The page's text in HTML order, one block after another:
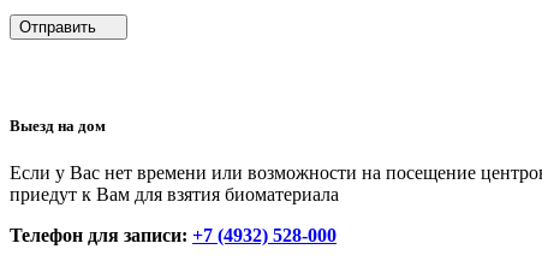
Отправить
Выезд на дом
Если у Вас нет времени или возможности на посещение
приедут к Вам для взятия биоматериала
Телефон для записи: +7 (4932) 528-000